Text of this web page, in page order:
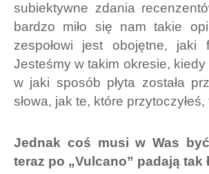
subiektywne zdania
bardzo miło się nam takie
zespołowi jest obojętne, jaki
Jesteśmy w takim okresie,
w jaki sposób płyta została
słowa, jak te, które
Jednak coś musi w Was
teraz po „Vulcano” padają tak